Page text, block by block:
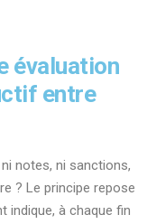
évaluation
entre
notes, ni sanctions,
? Le principe repose
indique, à chaque fin